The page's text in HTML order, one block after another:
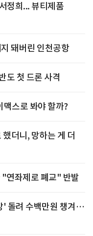
정희... 뷰티제품
돼버린 인천공항
도 첫 드론 사격
스로 봐야 할까?
더니, 망하는 게 더
"연좌제로 폐교" 반발
' 돌려 수백만원 챙겨…